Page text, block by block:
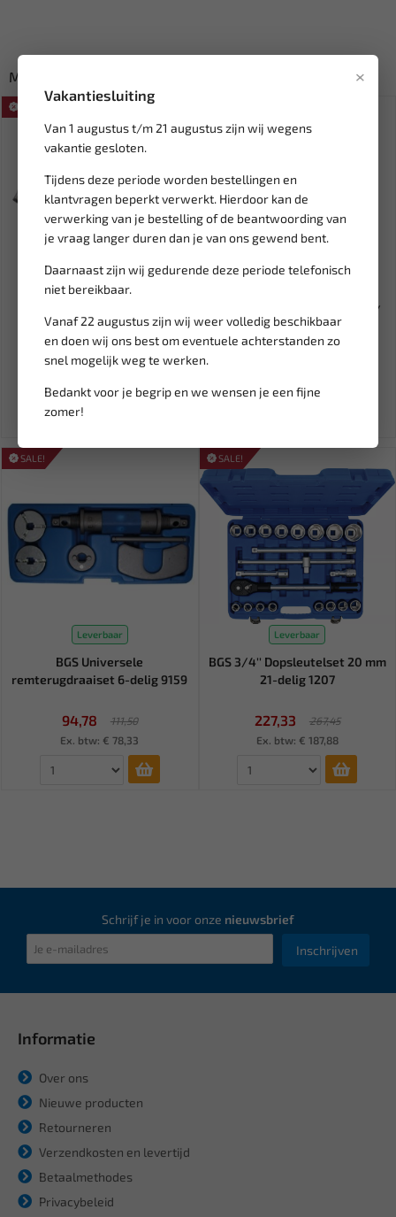
×
Vakantiesluiting
Van 1 augustus t/m 21 augustus zijn wij wegens
vakantie gesloten.
Tijdens deze periode worden bestellingen en
klantvragen beperkt verwerkt. Hierdoor kan de
verwerking van je bestelling of de beantwoording van
je vraag langer duren dan je van ons gewend bent.
Daarnaast zijn wij gedurende deze periode telefonisch
niet bereikbaar.
Vanaf 22 augustus zijn wij weer volledig beschikbaar
en doen wij ons best om eventuele achterstanden zo
snel mogelijk weg te werken.
Bedankt voor je begrip en we wensen je een fijne
zomer!
Misschien ook interessant:
Reparatie set M10 X 1.25...
16,97
19,97
Ex. btw: € 14,03
EAGLE PRO Transmissiekrik /
Versnellingsbakkrik me...
Ex. btw: € 679,50
SALE!
Leverbaar
BGS Universele
remterugdraaiset 6-delig 9159
94,78
111,50
Ex. btw: € 78,33
SALE!
Leverbaar
BGS 3/4'' Dopsleutelset 20 mm
21-delig 1207
227,33
267,45
Ex. btw: € 187,88
Schrijf je in voor onze nieuwsbrief
Inschrijven
Informatie
Over ons
Nieuwe producten
Retourneren
Verzendkosten en levertijd
Betaalmethodes
Privacybeleid